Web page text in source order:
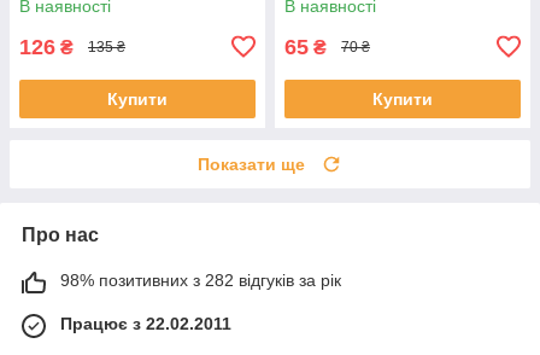
В наявності
126 ₴ 135 ₴
Купити
В наявності
65 ₴ 70 ₴
Купити
Показати ще
Про нас
98% позитивних з 282 відгуків за рік
Працює з 22.02.2011